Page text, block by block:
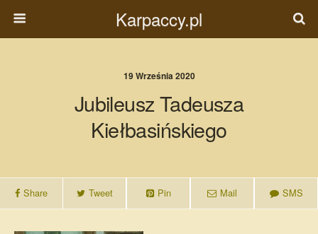
Karpaccy.pl
19 Września 2020
Jubileusz Tadeusza
Kiełbasińskiego
Share Tweet Pin Mail SMS